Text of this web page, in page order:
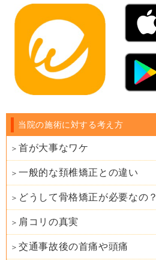
当院の施術に対する考え方
首が大事なワケ
一般的な頚椎矯正との違い
どうして骨格矯正が必要なの？
肩コリの真実
交通事故後の首痛や頭痛